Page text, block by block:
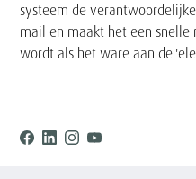
systeem de
mail en maakt het een
wordt als het ware aan de
Facebook
Linkedin
Instagram
Youtube